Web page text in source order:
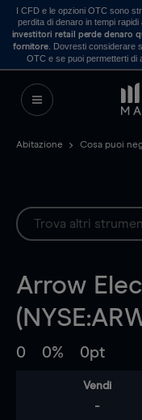
I CFD e le opzioni OTC sono
perdita di denaro in tempi
investitori retail perde denaro
fornitore . Dovresti considerare
OTC e se puoi permetterti di
Abitazione Cosa puoi
Arrow
0 0% 0pt
Vendi
-